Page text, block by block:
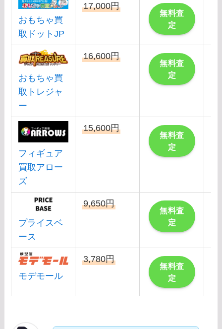
おもちゃ買
取ドットJP
17,000円
無料査
定
おもちゃ買
取トレジャ
ー
16,600円
無料査
定
フィギュア
買取アロー
ズ
15,600円
無料査
定
プライスベ
ース
9,650円
無料査
定
モデモール
3,780円
無料査
定